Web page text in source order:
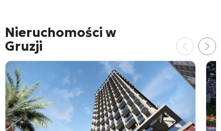
Nieruchomości w
Gruzji